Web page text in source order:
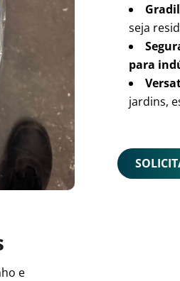
seja
para
jardins,
e